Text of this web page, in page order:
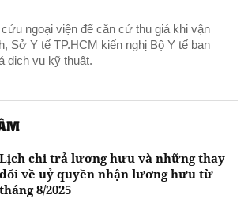
ngoại viện để căn cứ thu giá khi vận
Sở Y tế TP.HCM kiến nghị Bộ Y tế ban
dịch vụ kỹ thuật.
Lịch chi trả lương hưu và những thay
đổi về uỷ quyền nhận lương hưu từ
tháng 8/2025